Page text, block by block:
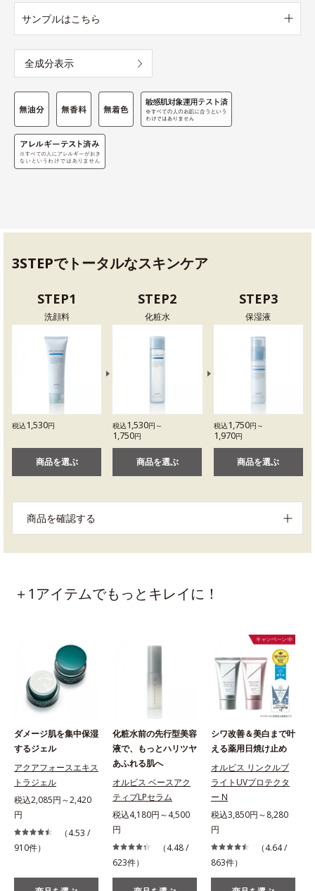
サンプルはこちら
全成分表示
3STEPでトータルなスキンケア
STEP1
洗顔料
税込1,530円
商品を選ぶ
STEP2
化粧水
税込1,530円～
1,750円
商品を選ぶ
STEP3
保湿液
税込1,750円～
1,970円
商品を選ぶ
商品を確認する
＋1アイテムでもっとキレイに！
ダメージ肌を集中保湿
するジェル
アクアフォースエキス
トラジェル
税込2,085円～2,420
円
（4.53 /
910件）
化粧水前の先行型美容
液で、もっとハリツヤ
あふれる肌へ
オルビス ベースアク
ティブLPセラム
税込4,180円～4,500
円
（4.48 /
623件）
シワ改善＆美白まで叶
える薬用日焼け止め
オルビス リンクルブ
ライトUVプロテクタ
ー N
税込3,850円～8,280
円
（4.64 /
863件）